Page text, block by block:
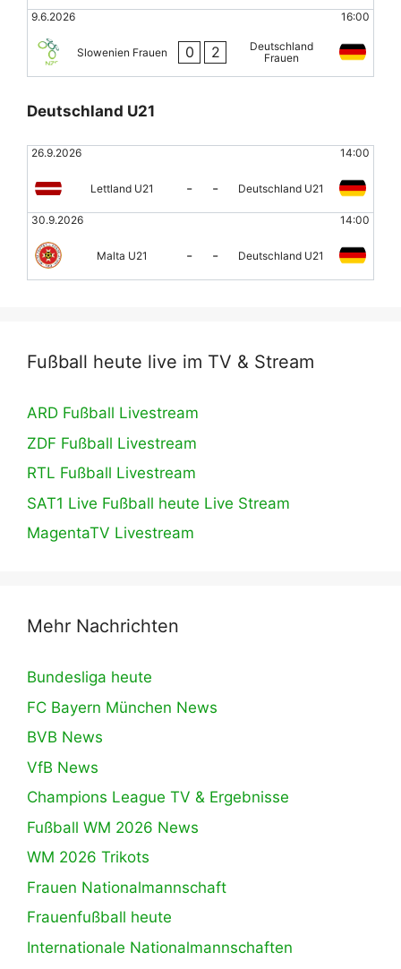
9.6.2026 16:00
Slowenien Frauen 0 2
Deutschland
Frauen
Deutschland U21
26.9.2026 14:00
Lettland U21 - - Deutschland U21
30.9.2026 14:00
Malta U21 - - Deutschland U21
Fußball heute live im TV & Stream
ARD Fußball Livestream
ZDF Fußball Livestream
RTL Fußball Livestream
SAT1 Live Fußball heute Live Stream
MagentaTV Livestream
Mehr Nachrichten
Bundesliga heute
FC Bayern München News
BVB News
VfB News
Champions League TV & Ergebnisse
Fußball WM 2026 News
WM 2026 Trikots
Frauen Nationalmannschaft
Frauenfußball heute
Internationale Nationalmannschaften